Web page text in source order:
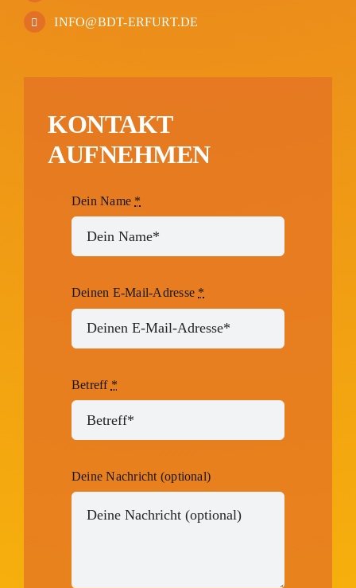
INFO@BDT-ERFURT.DE
KONTAKT
AUFNEHMEN
Dein Name *
Deinen E-Mail-Adresse *
Betreff *
Deine Nachricht (optional)